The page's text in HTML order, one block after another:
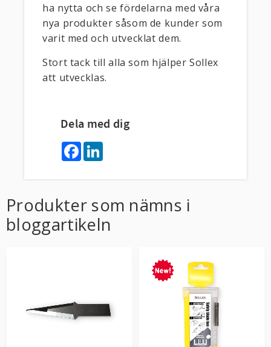
ha nytta och se fördelarna med våra
nya produkter såsom de kunder som
varit med och utvecklat dem.
Stort tack till alla som hjälper Sollex
att utvecklas.
Dela med dig
F
a
o
k
I
n
Produkter som nämns i
bloggartikeln